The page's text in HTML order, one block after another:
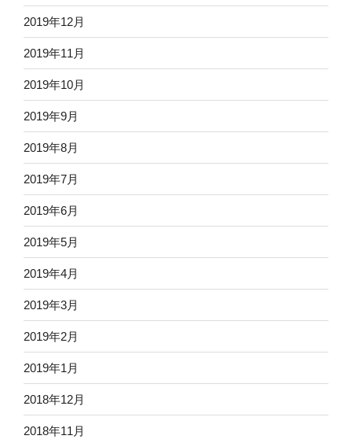
2019年12月
2019年11月
2019年10月
2019年9月
2019年8月
2019年7月
2019年6月
2019年5月
2019年4月
2019年3月
2019年2月
2019年1月
2018年12月
2018年11月